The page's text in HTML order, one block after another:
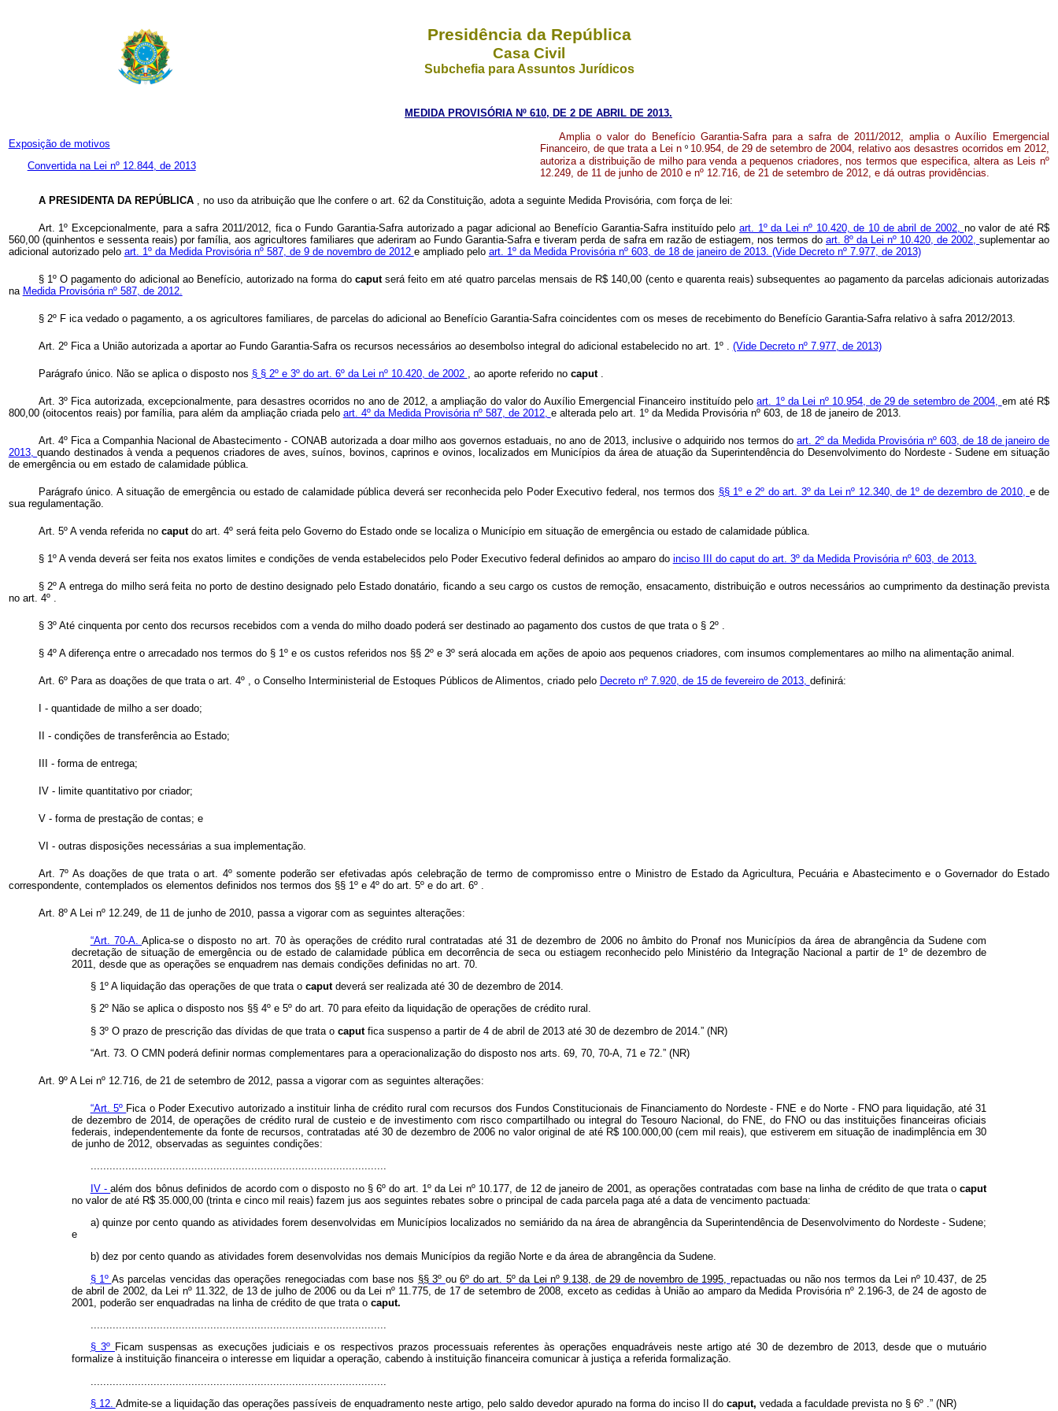
Presidência da República
Casa Civil
Subchefia para Assuntos Jurídicos
MEDIDA PROVISÓRIA Nº 610, DE 2 DE ABRIL DE 2013.
Exposição de motivos
Convertida na Lei nº 12.844, de 2013
Amplia o valor do Benefício Garantia-Safra para a safra de 2011/2012, amplia o Auxílio Emergencial
Financeiro, de que trata a Lei n º 10.954, de 29 de setembro de 2004, relativo aos desastres ocorridos em 2012,
autoriza a distribuição de milho para venda a pequenos criadores, nos termos que especifica, altera as Leis nº
12.249, de 11 de junho de 2010 e nº 12.716, de 21 de setembro de 2012, e dá outras providências.
A PRESIDENTA DA REPÚBLICA , no uso da atribuição que lhe confere o art. 62 da Constituição, adota a seguinte Medida Provisória, com força de lei:
Art. 1º Excepcionalmente, para a safra 2011/2012, fica o Fundo Garantia-Safra autorizado a pagar adicional ao Benefício Garantia-Safra instituído pelo art. 1º da Lei nº 10.420, de 10 de abril de 2002, no valor de até R$
560,00 (quinhentos e sessenta reais) por família, aos agricultores familiares que aderiram ao Fundo Garantia-Safra e tiveram perda de safra em razão de estiagem, nos termos do art. 8º da Lei nº 10.420, de 2002,suplementar ao
adicional autorizado pelo art. 1º da Medida Provisória nº 587, de 9 de novembro de 2012 e ampliado pelo art. 1º da Medida Provisória nº 603, de 18 de janeiro de 2013. (Vide Decreto nº 7.977, de 2013)
§ 1ºO pagamento do adicional ao Benefício, autorizado na forma do caput será feito em até quatro parcelas mensais de R$ 140,00 (cento e quarenta reais) subsequentes ao pagamento da parcelas adicionais autorizadas
na Medida Provisória nº 587, de 2012.
§ 2º F ica vedado o pagamento, a os agricultores familiares, de parcelas do adicional ao Benefício Garantia-Safra coincidentes com os meses de recebimento do Benefício Garantia-Safra relativo à safra 2012/2013.
Art. 2º Fica a União autorizada a aportar ao Fundo Garantia-Safra os recursos necessários ao desembolso integral do adicional estabelecido no art. 1º . (Vide Decreto nº 7.977, de 2013)
Parágrafo único. Não se aplica o disposto nos § § 2º e 3º do art. 6º da Lei nº 10.420, de 2002 , ao aporte referido no caput
Art. 3º Fica autorizada, excepcionalmente, para desastres ocorridos no ano de 2012, a ampliação do valor do Auxílio Emergencial Financeiro instituído peloart. 1º da Lei nº 10.954, de 29 de setembro de 2004, em até R$
800,00 (oitocentos reais) por família, para além da ampliação criada pelo art. 4º da Medida Provisória nº 587, de 2012, e alterada pelo art. 1º da Medida Provisória nº 603, de 18 de janeiro de 2013.
Art. 4º Fica a Companhia Nacional de Abastecimento - CONAB autorizada a doar milho aos governos estaduais, no ano de 2013, inclusive o adquirido nos termos doart. 2º da Medida Provisória nº 603, de 18 de janeiro de
2013,quando destinados à venda a pequenos criadores de aves, suínos, bovinos, caprinos e ovinos, localizados em Municípios da área de atuação da Superintendência do Desenvolvimento do Nordeste - Sudene em situação
de emergência ou em estado de calamidade pública.
Parágrafo único. A situação de emergência ou estado de calamidade pública deverá ser reconhecida pelo Poder Executivo federal, nos termos dos §§ 1º e 2º do art. 3º da Lei nº 12.340, de 1º de dezembro de 2010, e de
sua regulamentação.
Art. 5º A venda referida no caput do art. 4º será feita pelo Governo do Estado onde se localiza o Município em situação de emergência ou estado de calamidade pública.
§ 1º A venda deverá ser feita nos exatos limites e condições de venda estabelecidos pelo Poder Executivo federal definidos ao amparo do inciso III do caput do art. 3º da Medida Provisória nº 603, de 2013.
§ 2º A entrega do milho será feita no porto de destino designado pelo Estado donatário, ficando a seu cargo os custos de remoção, ensacamento, distribuição e outros necessários ao cumprimento da destinação prevista
no art. 4º .
§ 3º Até cinquenta por cento dos recursos recebidos com a venda do milho doado poderá ser destinado ao pagamento dos custos de que trata o § 2º .
§ 4º A diferença entre o arrecadado nos termos do § 1º e os custos referidos nos §§ 2º e 3º será alocada em ações de apoio aos pequenos criadores, com insumos complementares ao milho na alimentação animal.
Art. 6º Para as doações de que trata o art. 4º , o Conselho Interministerial de Estoques Públicos de Alimentos, criado pelo Decreto nº 7.920, de 15 de fevereiro de 2013, definirá:
I - quantidade de milho a ser doado;
II - condições de transferência ao Estado;
III - forma de entrega;
IV - limite quantitativo por criador;
V - forma de prestação de contas; e
VI - outras disposições necessárias a sua implementação.
Art. 7º As doações de que trata o art. 4º somente poderão ser efetivadas após celebração de termo de compromisso entre o Ministro de Estado da Agricultura, Pecuária e Abastecimento e o Governador do Estado
correspondente, contemplados os elementos definidos nos termos dos §§ 1º e 4º do art. 5º e do art. 6º .
Art. 8º A Lei nº 12.249, de 11 de junho de 2010, passa a vigorar com as seguintes alterações:
“Art. 70-A.Aplica-se o disposto no art. 70 às operações de crédito rural contratadas até 31 de dezembro de 2006 no âmbito do Pronaf nos Municípios da área de abrangência da Sudene com
decretação de situação de emergência ou de estado de calamidade pública em decorrência de seca ou estiagem reconhecido pelo Ministério da Integração Nacional a partir de 1º de dezembro de
2011, desde que as operações se enquadrem nas demais condições definidas no art. 70.
§ 1º A liquidação das operações de que trata o caput deverá ser realizada até 30 de dezembro de 2014.
§ 2º Não se aplica o disposto nos §§ 4º e 5º do art. 70 para efeito da liquidação de operações de crédito rural.
§ 3º O prazo de prescrição das dívidas de que trata o caput fica suspenso a partir de 4 de abril de 2013 até 30 de dezembro de 2014.” (NR)
“Art. 73. O CMN poderá definir normas complementares para a operacionalização do disposto nos arts. 69, 70, 70-A, 71 e 72.” (NR)
Art. 9º A Lei nº 12.716, de 21 de setembro de 2012, passa a vigorar com as seguintes alterações:
“Art. 5º Fica o Poder Executivo autorizado a instituir linha de crédito rural com recursos dos Fundos Constitucionais de Financiamento do Nordeste - FNE e do Norte - FNO para liquidação, até 31
de dezembro de 2014, de operações de crédito rural de custeio e de investimento com risco compartilhado ou integral do Tesouro Nacional, do FNE, do FNO ou das instituições financeiras oficiais
federais, independentemente da fonte de recursos, contratadas até 30 de dezembro de 2006 no valor original de até R$ 100.000,00 (cem mil reais), que estiverem em situação de inadimplência em 30
de junho de 2012, observadas as seguintes condições:
..............................................................................................
IV -além dos bônus definidos de acordo com o disposto no § 6º do art. 1º da Lei nº 10.177, de 12 de janeiro de 2001, as operações contratadas com base na linha de crédito de que trata ocaput
no valor de até R$ 35.000,00 (trinta e cinco mil reais) fazem jus aos seguintes rebates sobre o principal de cada parcela paga até a data de vencimento pactuada:
a) quinze por cento quando as atividades forem desenvolvidas em Municípios localizados no semiárido da na área de abrangência da Superintendência de Desenvolvimento do Nordeste - Sudene;
e
b) dez por cento quando as atividades forem desenvolvidas nos demais Municípios da região Norte e da área de abrangência da Sudene.
§ 1º As parcelas vencidas das operações renegociadas com base nos §§ 3º ou6º do art. 5º da Lei nº 9.138, de 29 de novembro de 1995, repactuadas ou não nos termos da Lei nº 10.437, de 25
de abril de 2002, da Lei nº 11.322, de 13 de julho de 2006 ou da Lei nº 11.775, de 17 de setembro de 2008, exceto as cedidas à União ao amparo da Medida Provisória nº 2.196-3, de 24 de agosto de
2001, poderão ser enquadradas na linha de crédito de que trata o caput.
§ 3º Ficam suspensas as execuções judiciais e os respectivos prazos processuais referentes às operações enquadráveis neste artigo até 30 de dezembro de 2013, desde que o mutuário
formalize à instituição financeira o interesse em liquidar a operação, cabendo à instituição financeira comunicar à justiça a referida formalização.
§ 12. Admite-se a liquidação das operações passíveis de enquadramento neste artigo, pelo saldo devedor apurado na forma do inciso II do caput, vedada a faculdade prevista no § 6º .” (NR)